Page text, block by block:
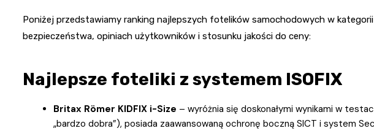
Poniżej przedstawiamy ranking najlepszych fotelików samochodowych w
bezpieczeństwa, opiniach użytkowników i stosunku jakości do ceny:
Najlepsze foteliki z systemem ISOFIX
Britax Römer KIDFIX i-Size – wyróżnia się doskonałymi wynikami w
„bardzo dobra”), posiada zaawansowaną ochronę boczną SICT i system